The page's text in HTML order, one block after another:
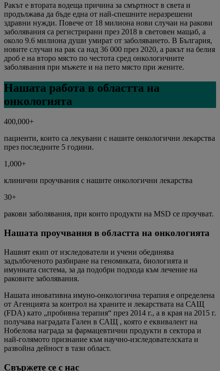
Ракът е втората водеща причина за смъртност в света и
продължава да бъде една от най-спешните неразрешени
здравни нужди. Повече от 18 милиона нови случаи на ракови
заболявания са регистрирани през 2018 в световен мащаб, а
около 9.6 милиона души умират от заболяването. В България,
новите случаи на рак са над 36 000 през 2020, а ракът на белия
дроб е на второ място по честота сред онкологичните
заболявания при мъжете и на пето място при жените.
Нашата работа в областта на
онкологията
400,000+
пациенти, които са лекувани с нашите онкологични лекарства
през последните 5 години.
1,000+
клинични проучвания с нашите онкологични лекарства
30+
ракови заболявания, при които продукти на MSD се проучват.
Нашата проучвания в областта на онкологията
Нашият екип от изследователи и учени обединява
задълбоченото разбиране на геномиката, биологията и
имунната система, за да подобри подхода към лечение на
раковите заболявания.
Нашата иновативна имуно-онкологична терапия е определена
от Агенцията за контрол на храните и лекарствата на САЩ
(FDA) като „пробивна терапия“ през 2014 г., а в края на 2015 г.
получава наградата Гален в САЩ , която е еквивалент на
Нобелова награда за фармацевтични продукти в сектора и
най-голямото признание към научно-изследователската и
развойна дейност в тази област.
Свържете се с нас